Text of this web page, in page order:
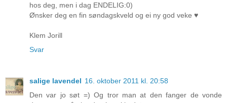
hos deg, men i dag ENDELIG:0)
Ønsker deg en fin søndagskveld og ei ny god veke ♥
Klem Jorill
Svar
salige lavendel 16. oktober 2011 kl. 20:58
Den var jo søt =) Og tror man at den fanger de vonde